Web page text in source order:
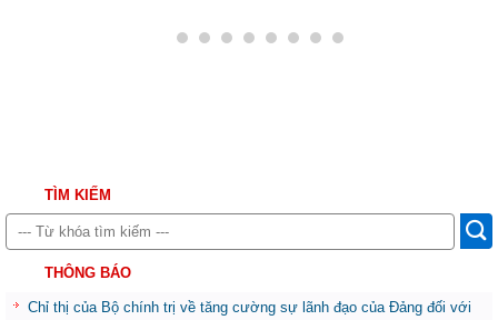
TÌM KIẾM
THÔNG BÁO
Chỉ thị của Bộ chính trị về tăng cường sự lãnh đạo của Đảng đối với